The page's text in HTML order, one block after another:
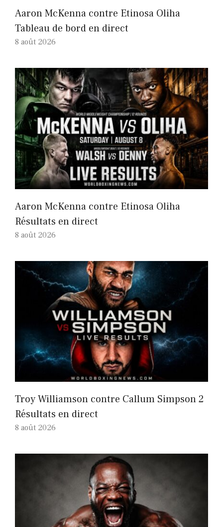
Aaron McKenna contre Etinosa Oliha
Tableau de bord en direct
8 août 2026
Aaron McKenna contre Etinosa Oliha
Résultats en direct
8 août 2026
Troy Williamson contre Callum Simpson 2
Résultats en direct
8 août 2026